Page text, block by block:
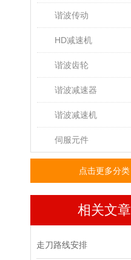
谐波传动
HD减速机
谐波齿轮
谐波减速器
谐波减速机
伺服元件
点击更多分类
相关文章
走刀路线安排